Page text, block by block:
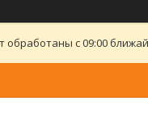
с 09:00